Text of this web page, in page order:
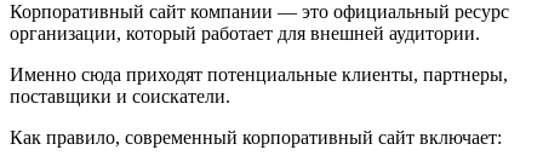
Корпоративный сайт компании — это официальный ресурс
организации, который работает для внешней аудитории.
Именно сюда приходят потенциальные клиенты, партнеры,
поставщики и соискатели.
Как правило, современный корпоративный сайт включает: